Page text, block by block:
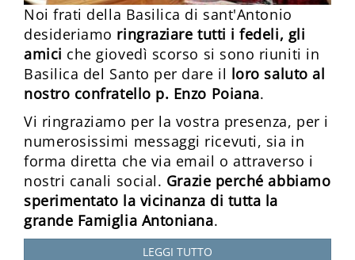
Noi frati della Basilica di sant'Antonio
desideriamo ringraziare tutti i fedeli, gli
amici che giovedì scorso si sono riuniti in
Basilica del Santo per dare il loro saluto al
nostro confratello p. Enzo Poiana.
Vi ringraziamo per la vostra presenza, per i
numerosissimi messaggi ricevuti, sia in
forma diretta che via email o attraverso i
nostri canali social. Grazie perché abbiamo
sperimentato la vicinanza di tutta la
grande Famiglia Antoniana.
LEGGI TUTTO